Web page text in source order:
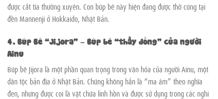
được cắt tỉa thường xuyên. Con búp bê này hiện đang được thờ cúng tại
đền Mannenji ở Hokkaido, Nhật Bản.
4. Búp Bê “Jijora” – Búp bê “thầy đồng” của người
Ainu
Búp bê Jijora là một phần quan trọng trong văn hóa của người Ainu, một
dân tộc bản địa ở Nhật Bản. Chúng không hẳn là “ma ám” theo nghĩa
đen, nhưng được coi là vật chứa linh hồn và được sử dụng trong các nghi